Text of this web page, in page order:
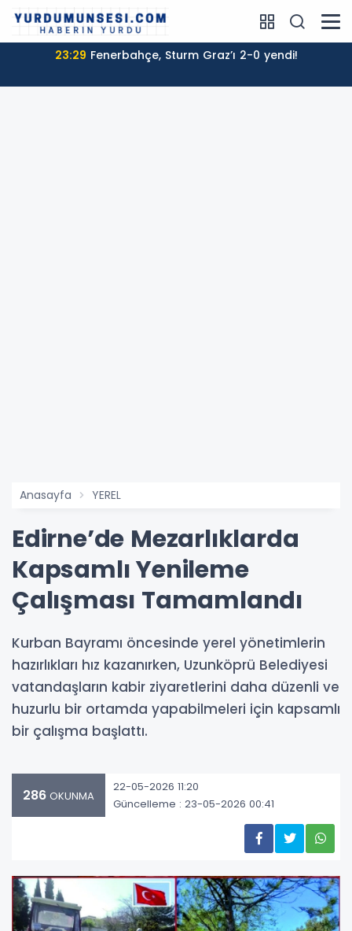
23:29 Fenerbahçe, Sturm Graz’ı 2-0 yendi!
Anasayfa YEREL
Edirne’de Mezarlıklarda
Kapsamlı Yenileme
Çalışması Tamamlandı
Kurban Bayramı öncesinde yerel yönetimlerin
hazırlıkları hız kazanırken, Uzunköprü Belediyesi
vatandaşların kabir ziyaretlerini daha düzenli ve
huzurlu bir ortamda yapabilmeleri için kapsamlı
bir çalışma başlattı.
286 OKUNMA
22-05-2026 11:20
Güncelleme : 23-05-2026 00:41